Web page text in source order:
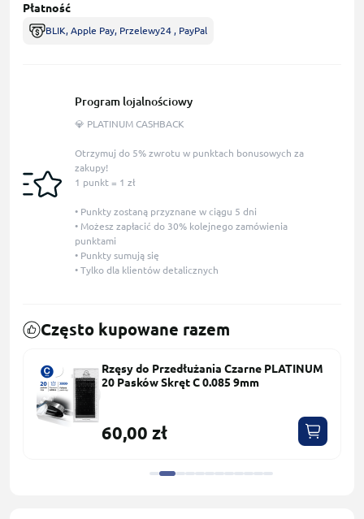
Płatność
BLIK, Apple Pay, Przelewy24 , PayPal
Program lojalnościowy
💎 PLATINUM CASHBACK
Otrzymuj do 5% zwrotu w punktach bonusowych za
zakupy!
1 punkt = 1 zł
• Punkty zostaną przyznane w ciągu 5 dni
• Możesz zapłacić do 30% kolejnego zamówienia
punktami
• Punkty sumują się
• Tylko dla klientów detalicznych
Często kupowane razem
Rzęsy do Przedłużania Czarne PLATINUM
20 Pasków Skręt С 0.085 9mm
60,00 zł